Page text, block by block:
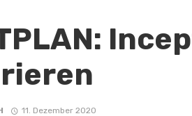
11. Dezember 2020